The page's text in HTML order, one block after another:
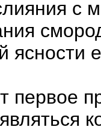
ясности
первое